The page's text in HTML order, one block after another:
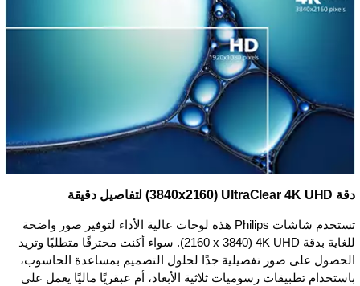
دقة UltraClear 4K UHD ‏(3840x2160) لتفاصيل دقيقة
تستخدم شاشات Philips هذه لوحات عالية الأداء لتوفير صور واضحة
للغاية بدقة 4K UHD ‏(3840 x‏ 2160). سواء أكنت محترفًا متطلبًا وتريد
الحصول على صور تفصيلية جدًا لحلول التصميم بمساعدة الحاسوب،
باستخدام تطبيقات رسوميات ثلاثية الأبعاد، أم عبقريًا ماليًا يعمل على